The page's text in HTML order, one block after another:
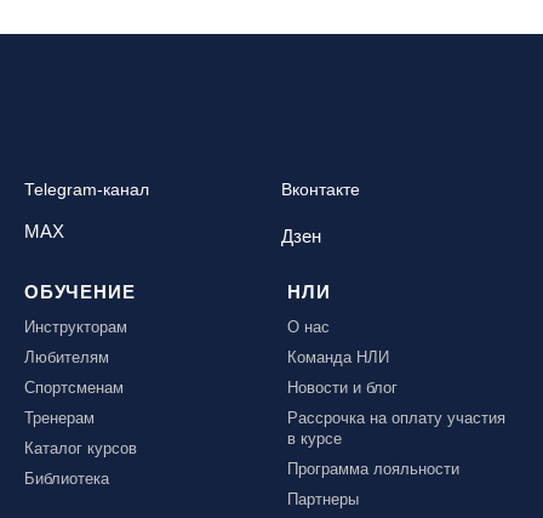
Telegram-канал Вконтакте
MAX Дзен
ОБУЧЕНИЕ
Инструкторам
Любителям
Спортсменам
Тренерам
Каталог курсов
Библиотека
НЛИ
О нас
Команда НЛИ
Новости и блог
Рассрочка на оплату участия
в курсе
Программа лояльности
Партнеры